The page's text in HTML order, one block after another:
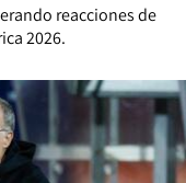
reacciones de
2026.